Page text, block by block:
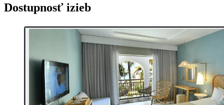
Dostupnosť izieb